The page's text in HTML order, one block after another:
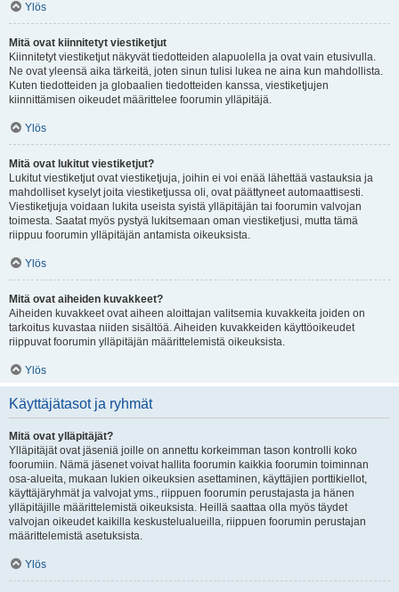
Ylös
Mitä ovat kiinnitetyt viestiketjut
Kiinnitetyt viestiketjut näkyvät tiedotteiden alapuolella ja ovat vain etusivulla.
Ne ovat yleensä aika tärkeitä, joten sinun tulisi lukea ne aina kun mahdollista.
Kuten tiedotteiden ja globaalien tiedotteiden kanssa, viestiketjujen
kiinnittämisen oikeudet määrittelee foorumin ylläpitäjä.
Ylös
Mitä ovat lukitut viestiketjut?
Lukitut viestiketjut ovat viestiketjuja, joihin ei voi enää lähettää vastauksia ja
mahdolliset kyselyt joita viestiketjussa oli, ovat päättyneet automaattisesti.
Viestiketjuja voidaan lukita useista syistä ylläpitäjän tai foorumin valvojan
toimesta. Saatat myös pystyä lukitsemaan oman viestiketjusi, mutta tämä
riippuu foorumin ylläpitäjän antamista oikeuksista.
Ylös
Mitä ovat aiheiden kuvakkeet?
Aiheiden kuvakkeet ovat aiheen aloittajan valitsemia kuvakkeita joiden on
tarkoitus kuvastaa niiden sisältöä. Aiheiden kuvakkeiden käyttöoikeudet
riippuvat foorumin ylläpitäjän määrittelemistä oikeuksista.
Ylös
Käyttäjätasot ja ryhmät
Mitä ovat ylläpitäjät?
Ylläpitäjät ovat jäseniä joille on annettu korkeimman tason kontrolli koko
foorumiin. Nämä jäsenet voivat hallita foorumin kaikkia foorumin toiminnan
osa-alueita, mukaan lukien oikeuksien asettaminen, käyttäjien porttikiellot,
käyttäjäryhmät ja valvojat yms., riippuen foorumin perustajasta ja hänen
ylläpitäjille määrittelemistä oikeuksista. Heillä saattaa olla myös täydet
valvojan oikeudet kaikilla keskustelualueilla, riippuen foorumin perustajan
määrittelemistä asetuksista.
Ylös